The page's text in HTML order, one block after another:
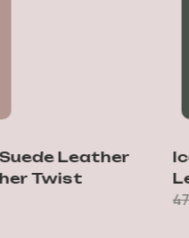
Leather
Twist